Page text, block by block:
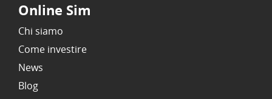
Online Sim
Chi siamo
Come investire
News
Blog